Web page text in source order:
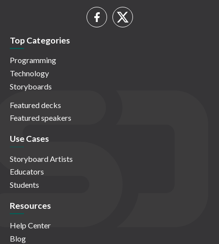
Top Categories
Programming
Technology
Storyboards
Featured decks
Featured speakers
Use Cases
Storyboard Artists
Educators
Students
Resources
Help Center
Blog